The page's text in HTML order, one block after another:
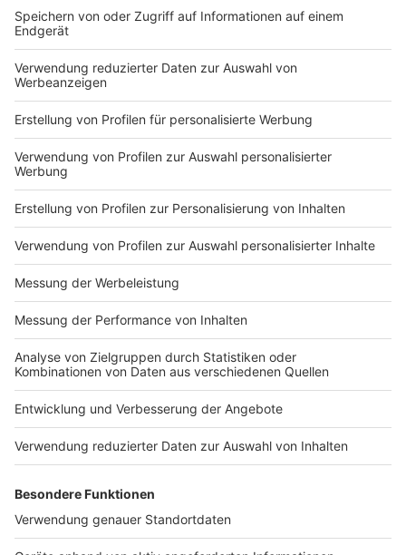
DEINE GEMERKTEN ARTIKEL
Du hast dir noch keine Artikel gemerkt
Markiere sie hierfür mit einem
Impressum
Nutzungsbedingungen
Jobs
Presse
Werben
Archiv
ANTENNE BAYERN GROUP
Kontakt
Studio-Hotline
Verkehrs-Hotline
Newsletter